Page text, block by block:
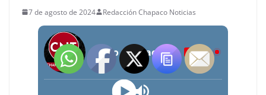
7 de agosto de 2024 Redacción Chapaco Noticias
Radio Chapaco Noticias Las 24 horas en vivo LIVE